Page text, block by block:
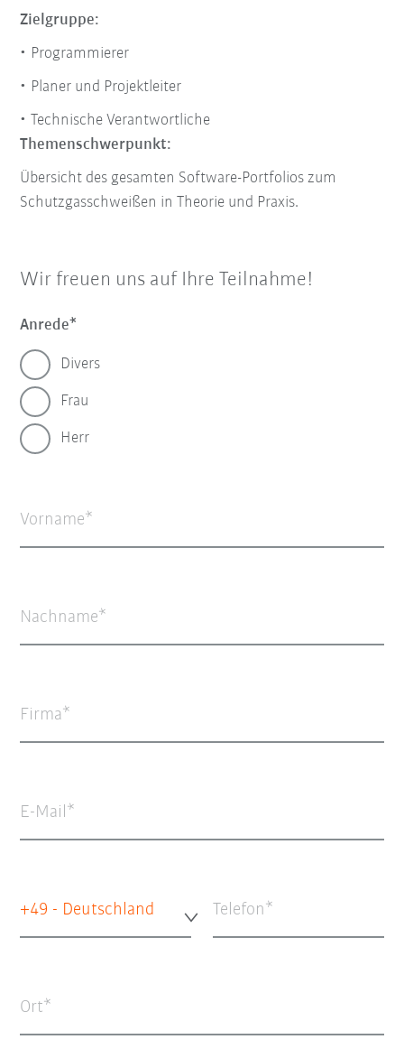
Zielgruppe:
Programmierer
Planer und Projektleiter
Technische Verantwortliche
Themenschwerpunkt:
Übersicht des gesamten Software-Portfolios zum
Schutzgasschweißen in Theorie und Praxis.
Wir freuen uns auf Ihre Teilnahme!
Anrede
Divers
Frau
Herr
Vorname
Nachname
Firma
E-Mail
+49 - Deutschland Telefon
Ort